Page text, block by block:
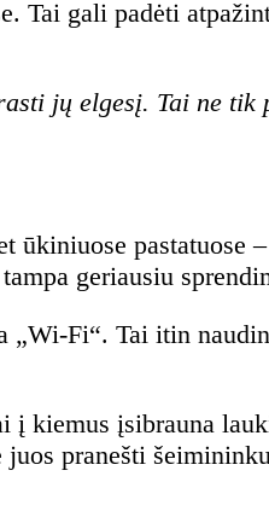
Tai gali padėti
jų elgesį. Tai ne tik
pastatuose
tampa geriausiu
Fi“. Tai itin
į kiemus įsibrauna
pranešti